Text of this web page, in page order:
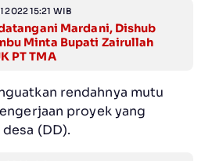
2022 15:21 WIB
Mardani, Dishub
Minta Bupati Zairullah
PT TMA
rendahnya mutu
proyek yang
(DD).